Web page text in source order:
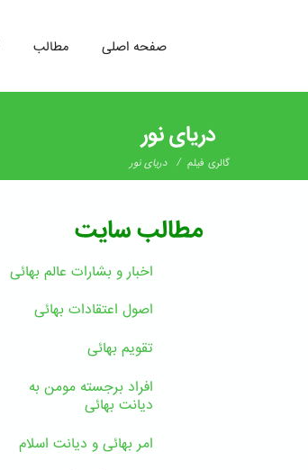
رفتن
مطالب صفحه اصلی
دریای نور
گالری فیلم / دریای نور
مطالب سایت
اخبار و بشارات عالم بهائى
اصول اعتقادات بهائی
تقویم بهائی
افراد برجسته مومن به
دیانت بهائی
امر بهائی و دیانت اسلام